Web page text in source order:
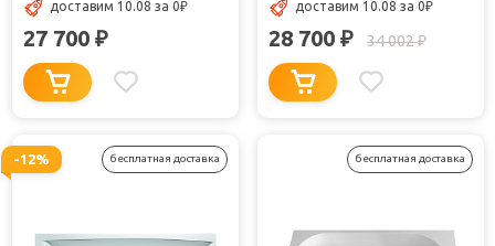
доставим 10.08 за 0₽
27 700 ₽
доставим 10.08 за 0₽
28 700 ₽ 34 002₽
-12% бесплатная доставка бесплатная доставка